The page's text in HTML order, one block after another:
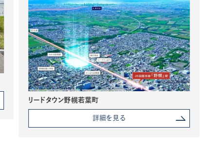
リードタウン野幌若葉町
詳細を見る